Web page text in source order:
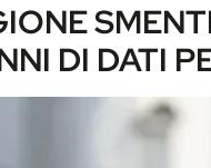
DI DATI